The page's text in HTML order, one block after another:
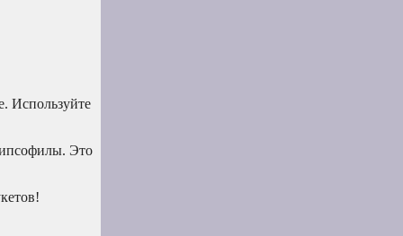
Используйте
Это